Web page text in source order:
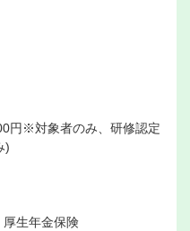
円※対象者のみ、研修認定
)
厚生年金保険